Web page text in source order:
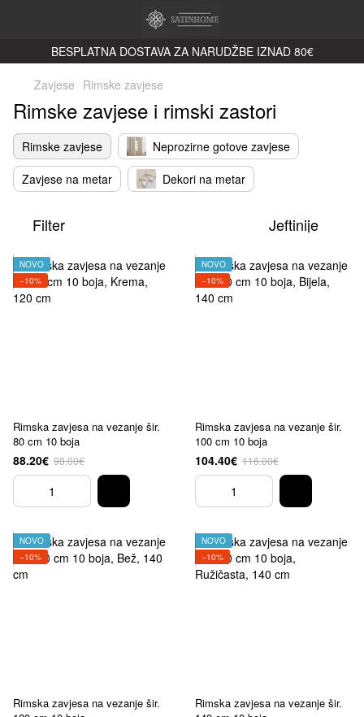
BESPLATNA DOSTAVA ZA NARUDŽBE IZNAD 80€
Zavjese Rimske zavjese
Rimske zavjese i rimski zastori
Rimske zavjese
Neprozirne gotove zavjese
Zavjese na metar
Dekori na metar
Filter Jeftinije
NOVO
−10%
Rimska zavjesa na vezanje šir.
80 cm 10 boja
88.20€ 98.00€
NOVO
−10%
Rimska zavjesa na vezanje šir.
100 cm 10 boja
104.40€ 116.00€
NOVO
−10%
Rimska zavjesa na vezanje šir.
NOVO
−10%
Rimska zavjesa na vezanje šir.